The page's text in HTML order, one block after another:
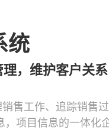
统
，维护客户关
售工作、追踪销售
，项目信息的一体化